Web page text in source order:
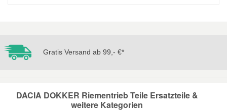
Gratis Versand ab 99,- €*
DACIA DOKKER Riementrieb Teile Ersatzteile &
weitere Kategorien
Kia Ersatzteile